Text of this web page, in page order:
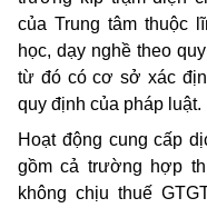
của Trung tâm thuộc
học, dạy nghề theo
từ đó có cơ sở xác
quy định của pháp luật.
Hoạt động cung cấp
gồm cả trường hợp
không chịu thuế